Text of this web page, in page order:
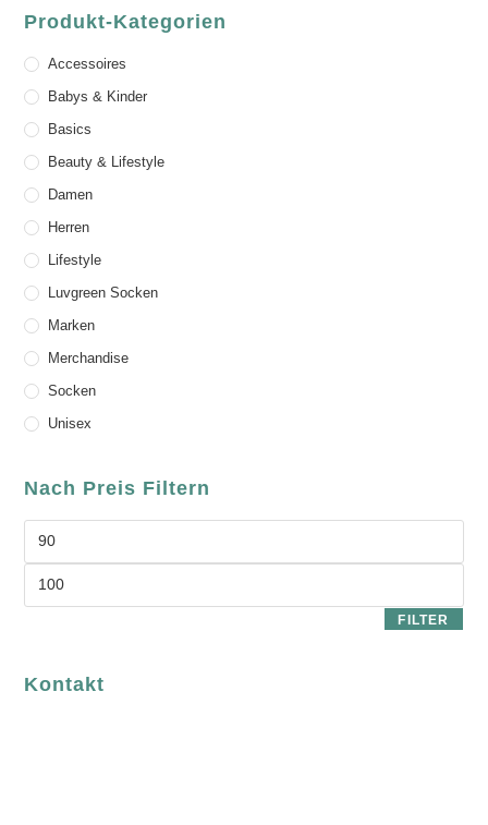
Produkt-Kategorien
Accessoires
Babys & Kinder
Basics
Beauty & Lifestyle
Damen
Herren
Lifestyle
Luvgreen Socken
Marken
Merchandise
Socken
Unisex
Nach Preis Filtern
FILTER
Kontakt